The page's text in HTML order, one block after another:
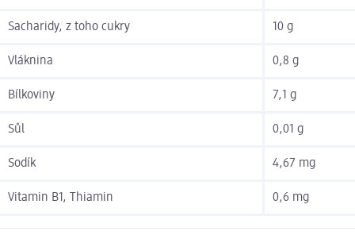
Sacharidy, z toho cukry 10 g
Vláknina 0,8 g
Bílkoviny 7,1 g
Sůl 0,01 g
Sodík 4,67 mg
Vitamin B1, Thiamin 0,6 mg